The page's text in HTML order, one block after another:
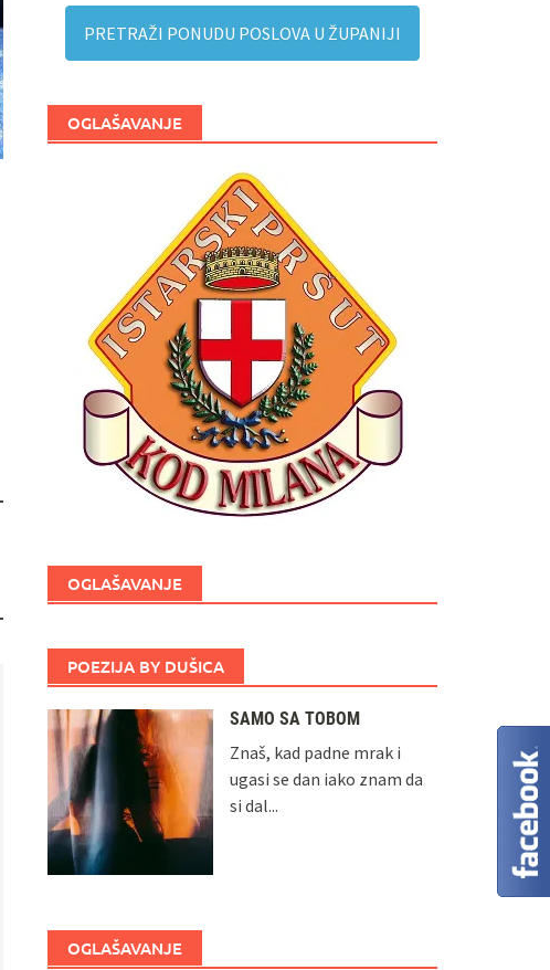
PRETRAŽI PONUDU POSLOVA U ŽUPANIJI
OGLAŠAVANJE
OGLAŠAVANJE
POEZIJA BY DUŠICA
SAMO SA TOBOM
Znaš, kad padne mrak i
ugasi se dan iako znam da
si dal...
OGLAŠAVANJE